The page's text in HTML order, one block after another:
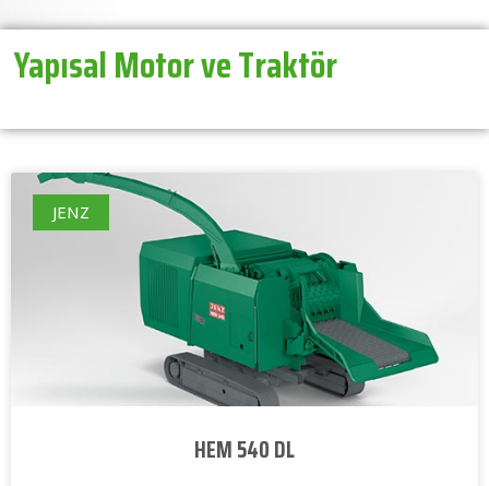
Yapısal Motor ve Traktör
JENZ
HEM 540 DL